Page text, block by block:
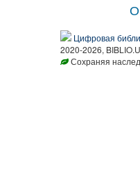
О
Цифровая
2020-2026,
Сохраняя